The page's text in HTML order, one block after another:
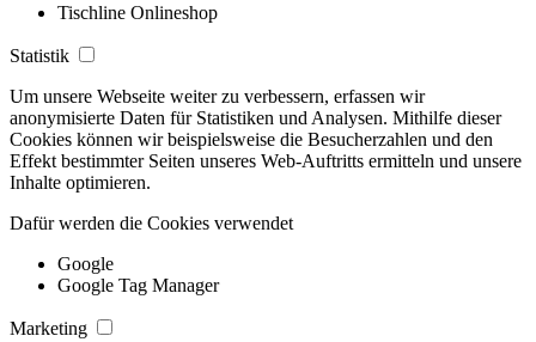
Tischline Onlineshop
Statistik
Um unsere Webseite weiter zu verbessern, erfassen wir
anonymisierte Daten für Statistiken und Analysen. Mithilfe dieser
Cookies können wir beispielsweise die Besucherzahlen und den
Effekt bestimmter Seiten unseres Web-Auftritts ermitteln und unsere
Inhalte optimieren.
Dafür werden die Cookies verwendet
Google
Google Tag Manager
Marketing